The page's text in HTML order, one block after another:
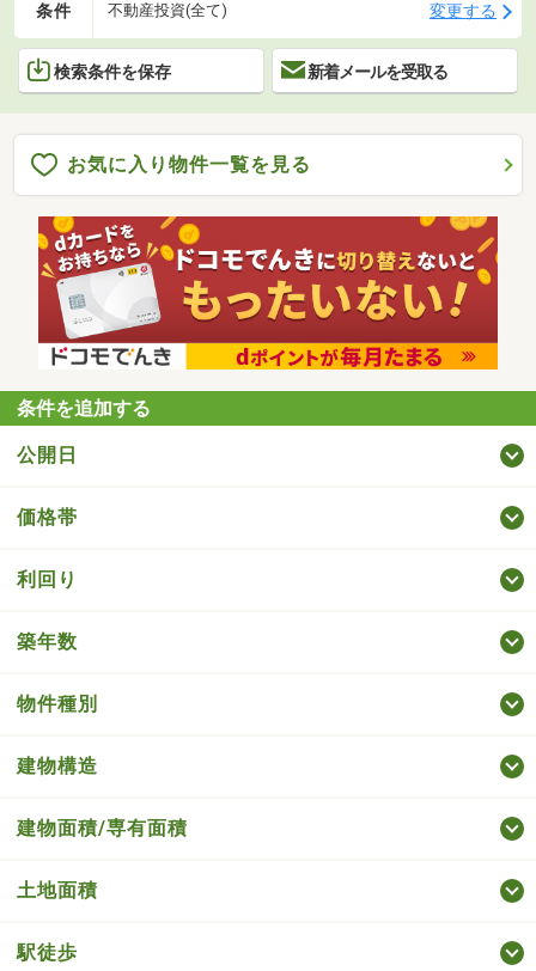
条件 不動産投資(全て) 変更する
検索条件を保存 新着メールを受取る
お気に入り物件一覧を見る
条件を追加する
公開日
価格帯
利回り
築年数
物件種別
建物構造
建物面積/専有面積
土地面積
駅徒歩